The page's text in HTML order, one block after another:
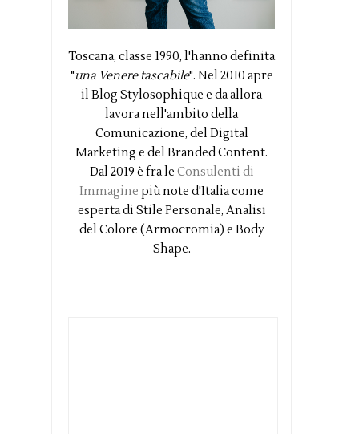
Toscana, classe 1990, l'hanno definita
"una Venere tascabile". Nel 2010 apre
il Blog Stylosophique e da allora
lavora nell'ambito della
Comunicazione, del Digital
Marketing e del Branded Content.
Dal 2019 è fra le Consulenti di
Immagine più note d'Italia come
esperta di Stile Personale, Analisi
del Colore (Armocromia) e Body
Shape.